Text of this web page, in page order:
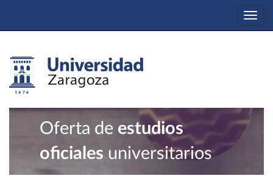
Oferta de estudios
oficiales universitarios